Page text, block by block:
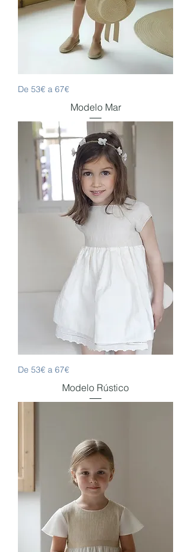
De 53€ a 67€
Modelo Mar
De 53€ a 67€
Modelo Rústico